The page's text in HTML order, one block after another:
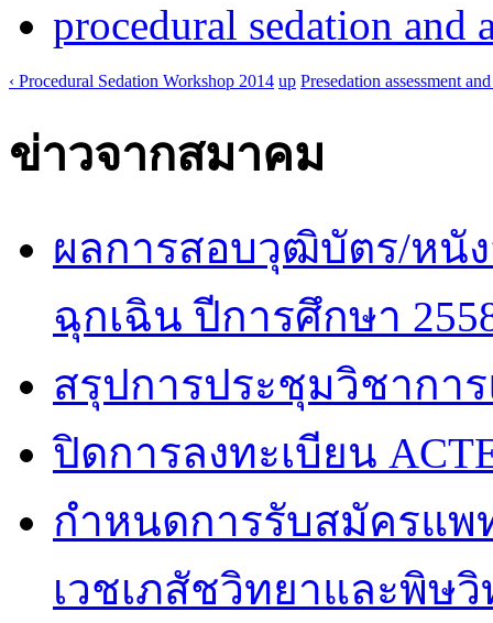
procedural sedation and
‹ Procedural Sedation Workshop 2014 up Presedation assessment
ข่าวจากสมาคม
ผลการสอบวุฒิบัตร/หนั
ฉุกเฉิน ปีการศึกษา
สรุปการประชุมวิชากา
ปิดการลงทะเบียน
กำหนดการรับสมัครแพ
เวชเภสัชวิทยาและพิษวิ